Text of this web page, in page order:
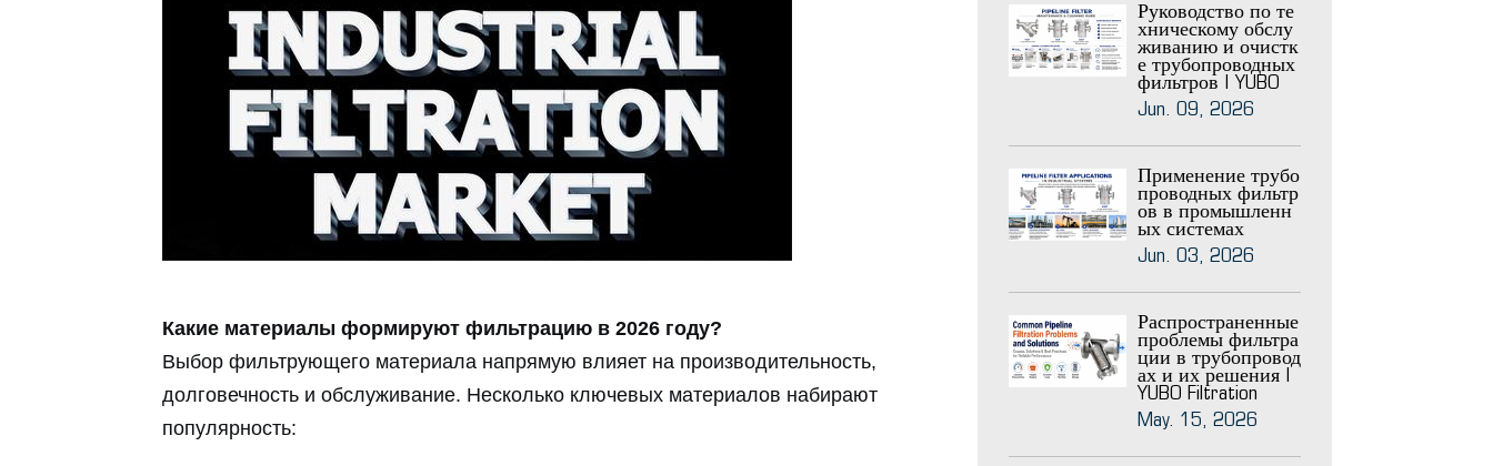
Какие материалы формируют фильтрацию в 2026 году?
Выбор фильтрующего материала напрямую влияет на производительность,
долговечность и обслуживание. Несколько ключевых материалов набирают
популярность:
Руководство по те
хническому обслу
живанию и очистк
е трубопроводных
фильтров | YUBO
Jun. 09, 2026
Применение трубо
проводных фильтр
ов в промышленн
ых системах
Jun. 03, 2026
Распространенные
проблемы фильтра
ции в трубопровод
ах и их решения |
YUBO Filtration
May. 15, 2026